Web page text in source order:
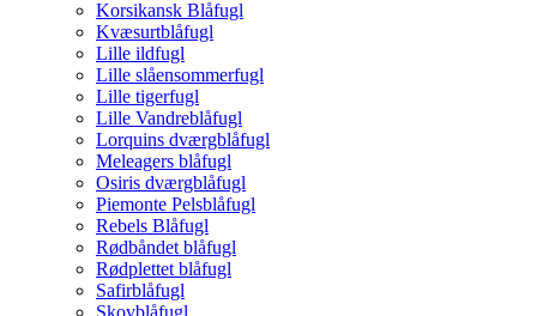
Korsikansk Blåfugl
Kvæsurtblåfugl
Lille ildfugl
Lille slåensommerfugl
Lille tigerfugl
Lille Vandreblåfugl
Lorquins dværgblåfugl
Meleagers blåfugl
Osiris dværgblåfugl
Piemonte Pelsblåfugl
Rebels Blåfugl
Rødbåndet blåfugl
Rødplettet blåfugl
Safirblåfugl
Skovblåfugl